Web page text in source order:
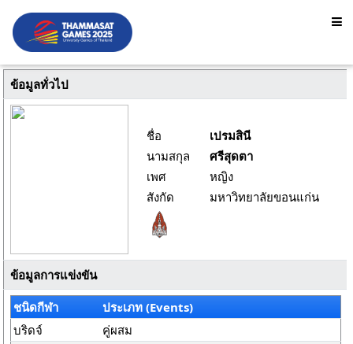
ข้อมูลทั่วไป
ชื่อ
เปรมสินี
นามสกุล
ศรีสุดตา
เพศ
หญิง
สังกัด
มหาวิทยาลัยขอนแก่น
ข้อมูลการแข่งขัน
ชนิดกีฬา
ประเภท (Events)
บริดจ์
คู่ผสม